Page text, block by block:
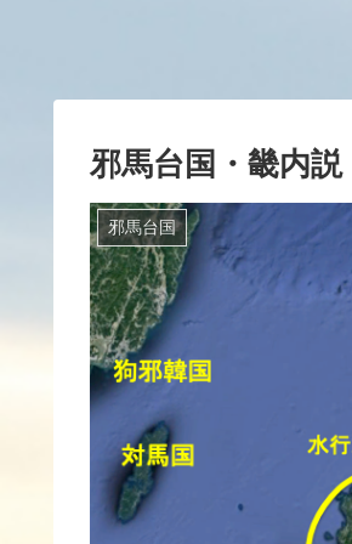
邪馬台国・畿内
邪馬台国